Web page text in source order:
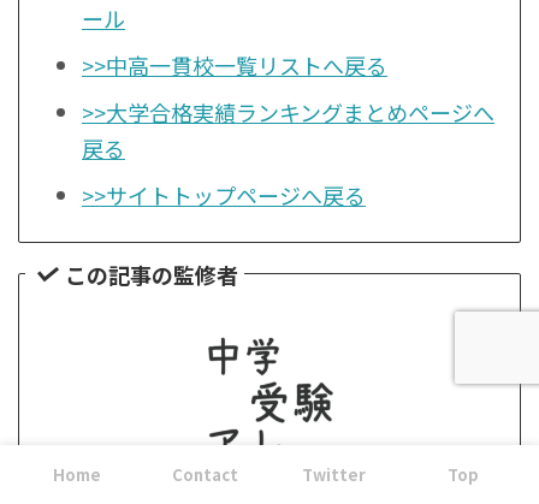
ール
>>中高一貫校一覧リストへ戻る
>>大学合格実績ランキングまとめページへ
戻る
>>サイトトップページへ戻る
この記事の監修者
Home Contact Twitter Top